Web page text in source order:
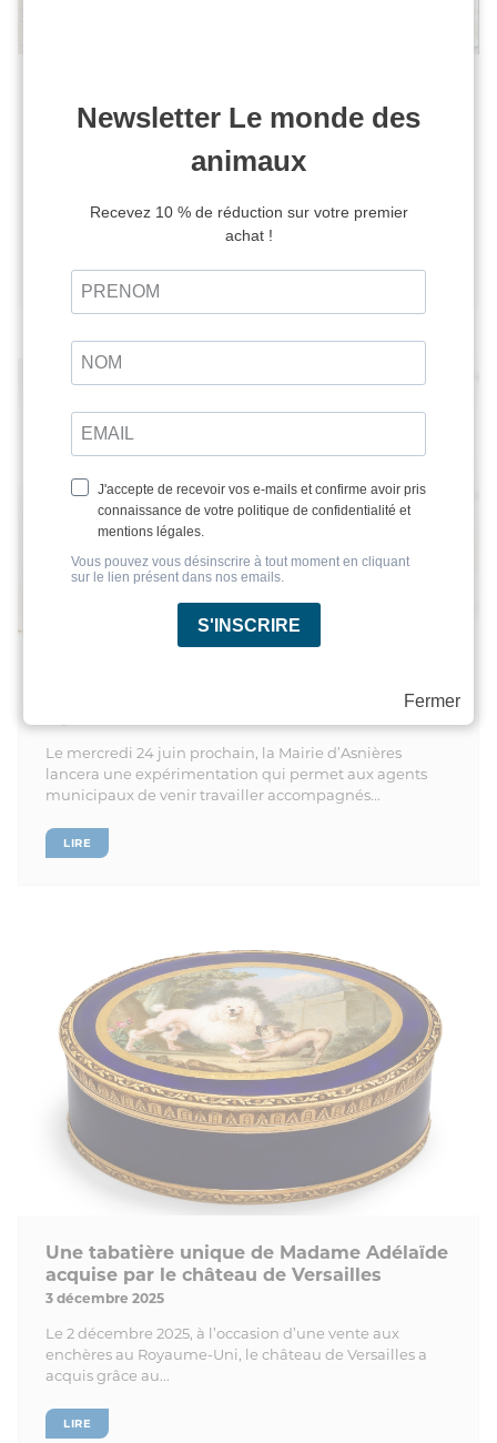
Salamandridae
Les plus anciennes Salamandridae connues à ce jour
de paléontologues, du laboratoire Palevoprim,...
Le mercredi 24 juin prochain, la Mairie d’Asnières
lancera une expérimentation qui permet aux agents
municipaux de venir travailler accompagnés...
LIRE
Une tabatière unique de Madame Adélaïde
acquise par le château de Versailles
3 décembre 2025
Le 2 décembre 2025, à l’occasion d’une vente aux
enchères au Royaume-Uni, le château de Versailles a
acquis grâce au...
LIRE
Fermer